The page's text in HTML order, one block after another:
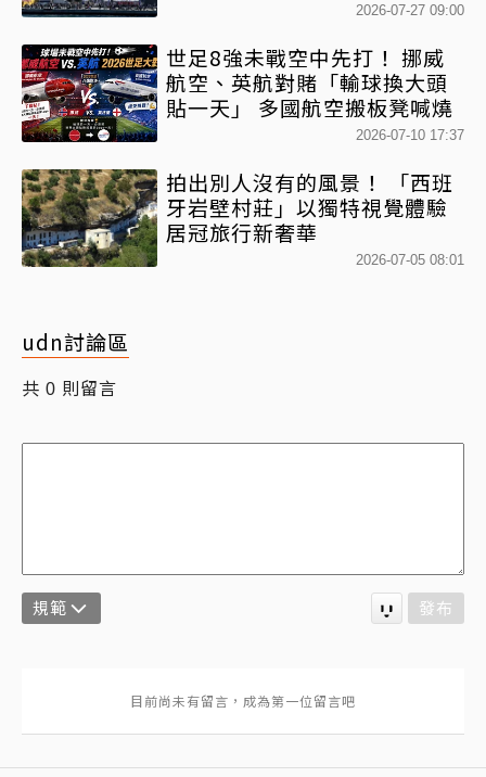
2026-07-27 09:00
世足8強未戰空中先打！ 挪威
航空、英航對賭「輸球換大頭
貼一天」 多國航空搬板凳喊燒
2026-07-10 17:37
拍出別人沒有的風景！ 「西班
牙岩壁村莊」以獨特視覺體驗
居冠旅行新奢華
2026-07-05 08:01
udn討論區
共 0 則留言
規範 發布